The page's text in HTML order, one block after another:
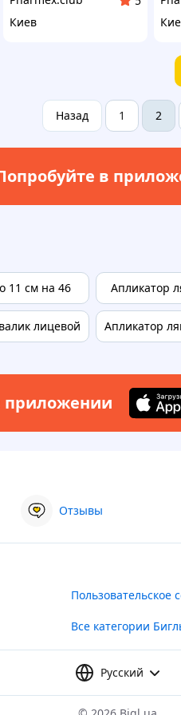
Киев
Назад 1 2
в
11 см на 46
лицевой
Апликатор
Апликатор
приложении
Отзывы
Пользовательское
Все категории
Русский